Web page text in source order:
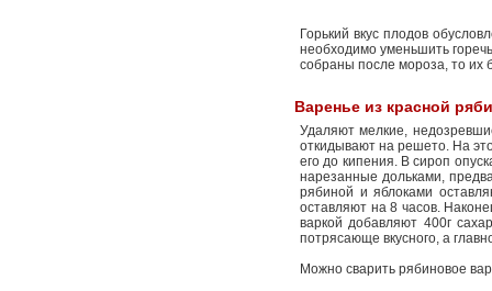
Горький вкус плодов
необходимо уменьшить
собраны после мороза, то их
Варенье из красной
Удаляют мелкие,
откидывают на решето. На
его до кипения. В сироп
нарезанные дольками,
рябиной и яблоками
оставляют на 8 часов.
варкой добавляют 400г
потрясающе вкусного, а
Можно сварить рябиновое